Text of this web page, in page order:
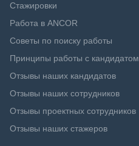
Стажировки
Работа в ANCOR
Советы по поиску работы
Принципы работы с кандидатом
Отзывы наших кандидатов
Отзывы наших сотрудников
Отзывы проектных сотрудников
Отзывы наших стажеров